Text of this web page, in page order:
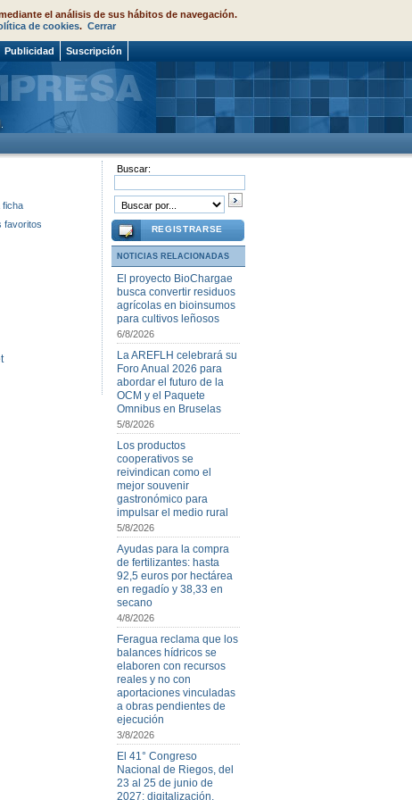
el análisis de sus hábitos de navegación.
de cookies. Cerrar
Publicidad Suscripción
ficha
favoritos
Buscar:
REGISTRARSE
NOTICIAS RELACIONADAS
El proyecto BioChargae
busca convertir residuos
agrícolas en bioinsumos
para cultivos leñosos
6/8/2026
La AREFLH celebrará su
Foro Anual 2026 para
abordar el futuro de la
OCM y el Paquete
Omnibus en Bruselas
5/8/2026
Los productos
cooperativos se
reivindican como el
mejor souvenir
gastronómico para
impulsar el medio rural
5/8/2026
Ayudas para la compra
de fertilizantes: hasta
92,5 euros por hectárea
en regadío y 38,33 en
secano
4/8/2026
Feragua reclama que los
balances hídricos se
elaboren con recursos
reales y no con
aportaciones vinculadas
a obras pendientes de
ejecución
3/8/2026
El 41° Congreso
Nacional de Riegos, del
23 al 25 de junio de
2027: digitalización,